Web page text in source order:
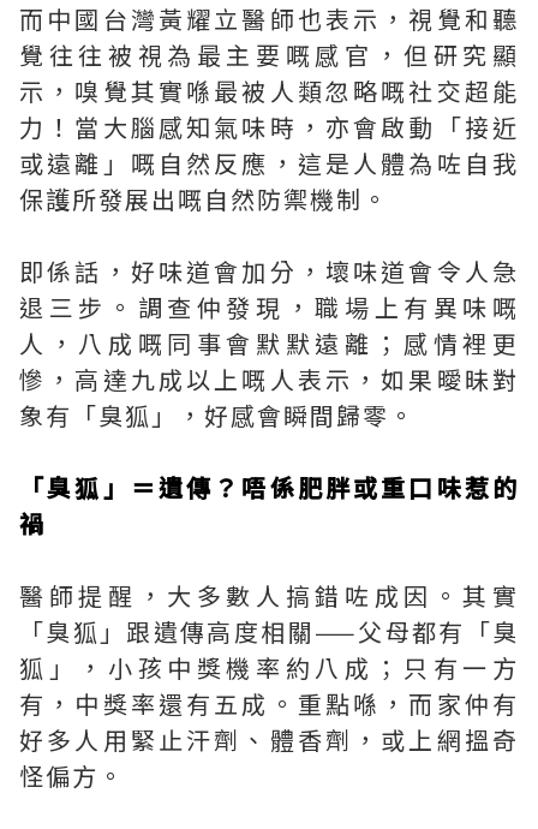
而中國台灣黃耀立醫師也表示，視覺和聽
覺往往被視為最主要嘅感官，但研究顯
示，嗅覺其實喺最被人類忽略嘅社交超能
力！當大腦感知氣味時，亦會啟動「接近
或遠離」嘅自然反應，這是人體為咗自我
保護所發展出嘅自然防禦機制。
即係話，好味道會加分，壞味道會令人急
退三步。調查仲發現，職場上有異味嘅
人，八成嘅同事會默默遠離；感情裡更
慘，高達九成以上嘅人表示，如果曖昧對
象有「臭狐」，好感會瞬間歸零。
「臭狐」＝遺傳？唔係肥胖或重口味惹的
禍
醫師提醒，大多數人搞錯咗成因。其實
「臭狐」跟遺傳高度相關——父母都有「臭
狐」，小孩中獎機率約八成；只有一方
有，中獎率還有五成。重點喺，而家仲有
好多人用緊止汗劑、體香劑，或上網搵奇
怪偏方。